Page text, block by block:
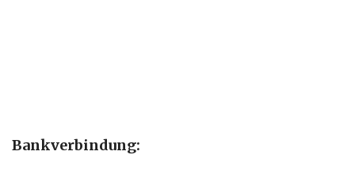
Bankverbindung: